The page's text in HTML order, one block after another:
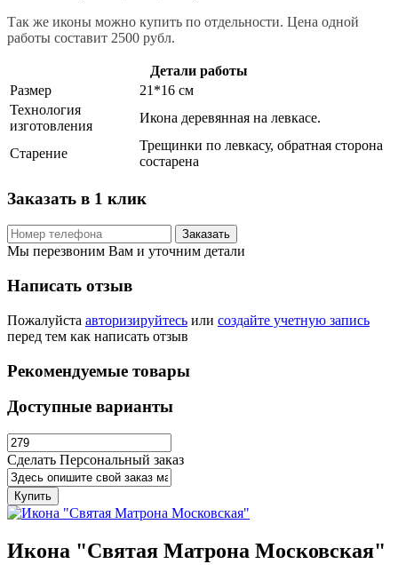
Так же иконы можно купить по отдельности. Цена одной
работы составит 2500 рубл.
Детали работы
Размер
21*16 см
Технология
изготовления
Икона деревянная на левкасе.
Старение
Трещинки по левкасу, обратная сторона
состарена
Заказать в 1 клик
Заказать
Мы перезвоним Вам и уточним детали
Написать отзыв
Пожалуйста авторизируйтесь или создайте учетную запись
перед тем как написать отзыв
Рекомендуемые товары
Доступные варианты
Сделать Персональный заказ
Купить
Икона "Святая Матрона Московская"